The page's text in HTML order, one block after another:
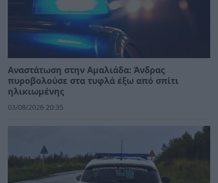
Αναστάτωση στην Αμαλιάδα: Άνδρας
πυροβολούσε στα τυφλά έξω από σπίτι
ηλικιωμένης
03/08/2026 20:35